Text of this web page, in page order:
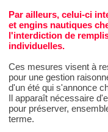
Par ailleurs, celui-ci
et engins nautiques
l'interdiction de
individuelles.
Ces mesures visent à
pour une gestion
d'un été qui s'annonce
Il apparaît nécessaire
pour préserver,
terme.